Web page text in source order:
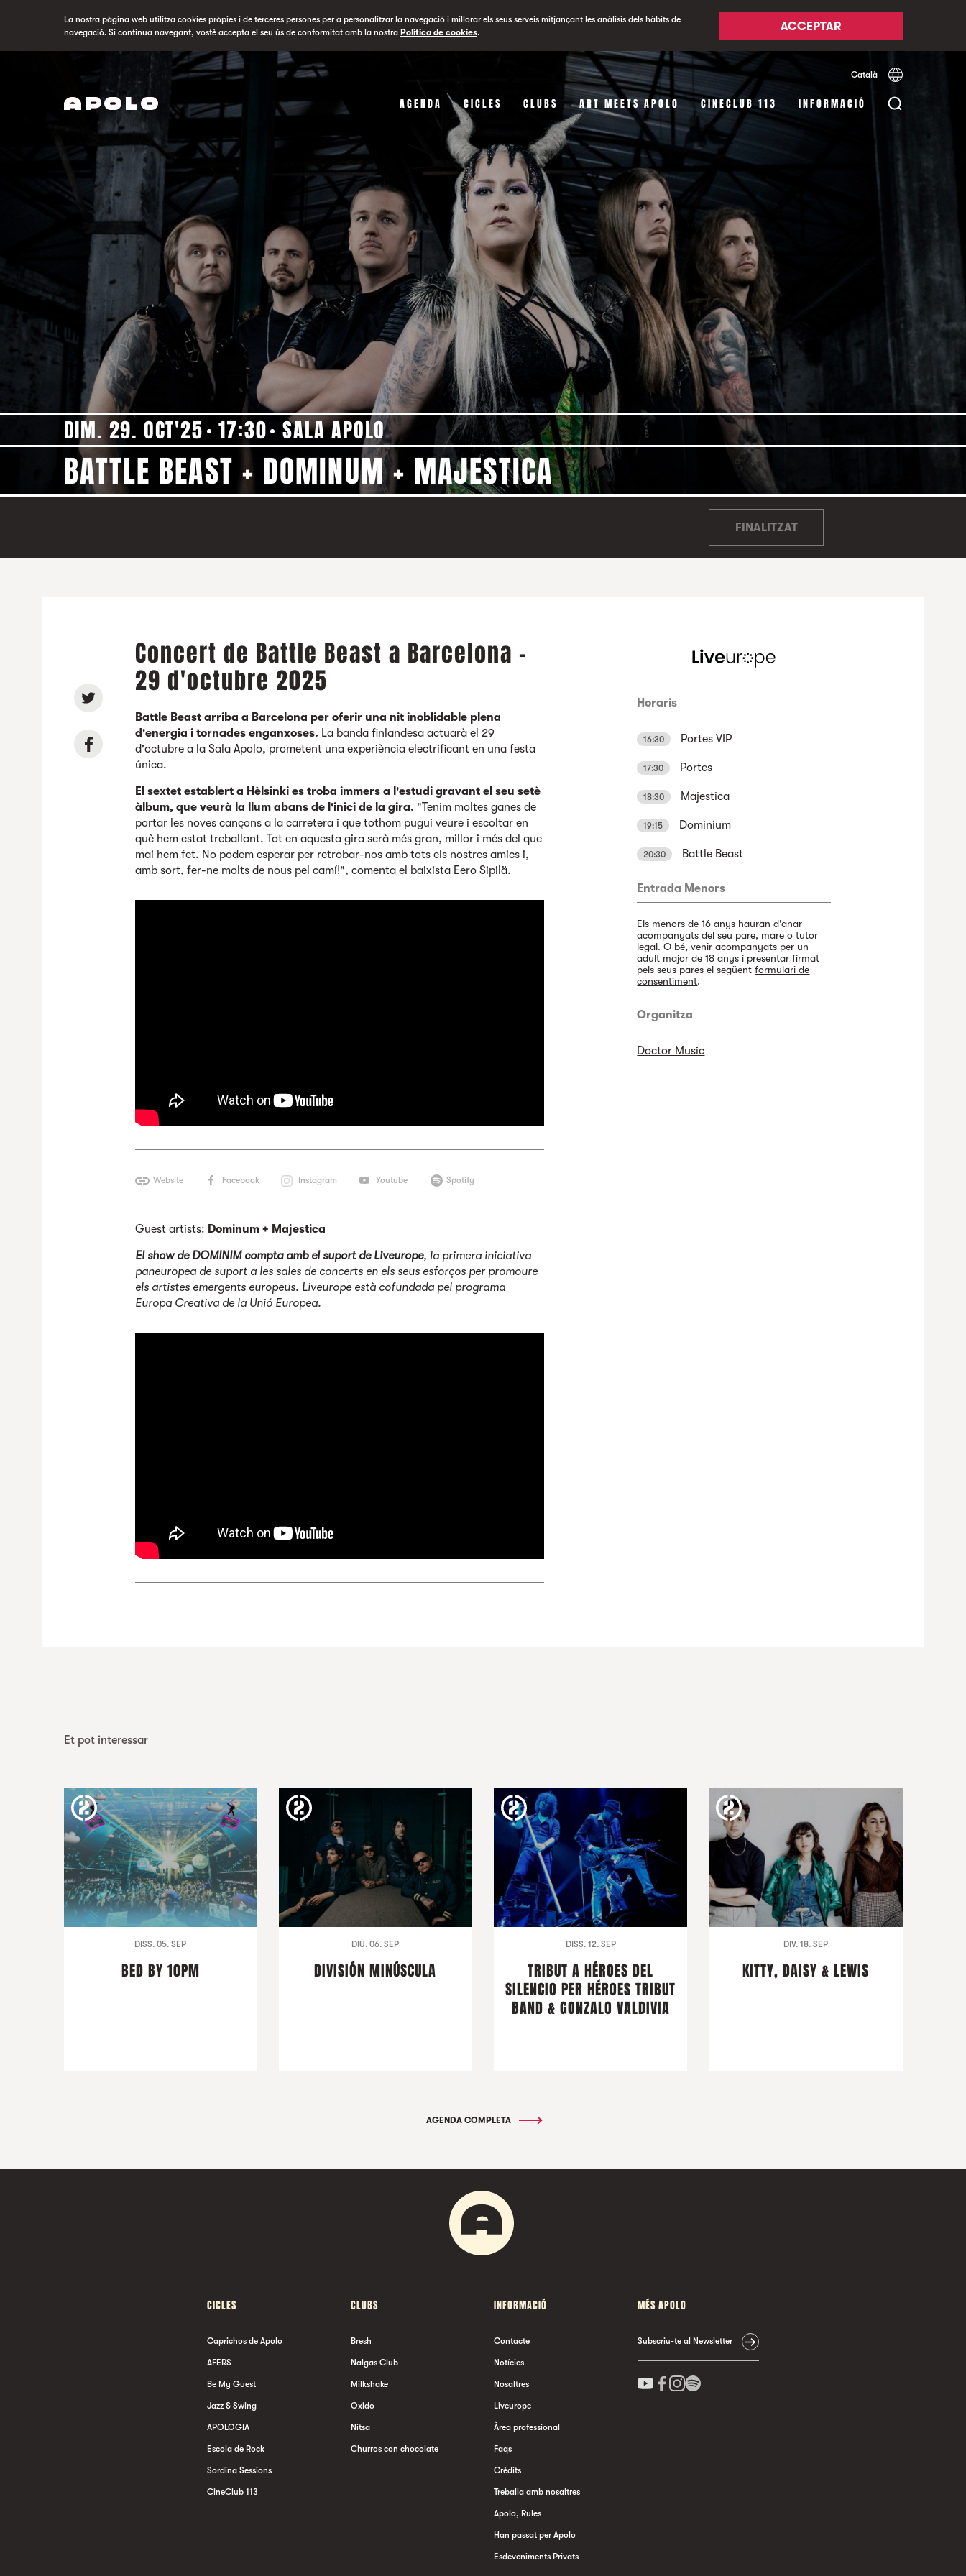
La nostra pàgina web utilitza cookies pròpies i de terceres persones per a personalitzar la navegació i millorar els seus serveis mitjançant les anàlisis dels hàbits de
navegació. Si continua navegant, vostè accepta el seu ús de conformitat amb la nostra Política de cookies. ACCEPTAR
Català Español
AGENDA CICLES CLUBS ART MEETS APOLO CINECLUB 113 INFORMACIÓ
DIM. 29. OCT'25 17:30 SALA APOLO
BATTLE BEAST + DOMINUM + MAJESTICA
FINALITZAT
Concert de Battle Beast a Barcelona -
29 d'octubre 2025
Battle Beast arriba a Barcelona per oferir una nit inoblidable plena
d'energia i tornades enganxoses. La banda finlandesa actuarà el 29
d'octubre a la Sala Apolo, prometent una experiència electrificant en una festa
única.
El sextet establert a Hèlsinki es troba immers a l'estudi gravant el seu setè
àlbum, que veurà la llum abans de l'inici de la gira. "Tenim moltes ganes de
portar les noves cançons a la carretera i que tothom pugui veure i escoltar en
què hem estat treballant. Tot en aquesta gira serà més gran, millor i més del que
mai hem fet. No podem esperar per retrobar-nos amb tots els nostres amics i,
amb sort, fer-ne molts de nous pel camí!", comenta el baixista Eero Sipilä.
Website Facebook Instagram Youtube Spotify
Guest artists: Dominum + Majestica
El show de DOMINIM compta amb el suport de Liveurope, la primera iniciativa
paneuropea de suport a les sales de concerts en els seus esforços per promoure
els artistes emergents europeus. Liveurope està cofundada pel programa
Europa Creativa de la Unió Europea.
Horaris
16:30 Portes VIP
17:30 Portes
18:30 Majestica
19:15 Dominium
20:30 Battle Beast
Entrada Menors
Els menors de 16 anys hauran d'anar
acompanyats del seu pare, mare o tutor
legal. O bé, venir acompanyats per un
adult major de 18 anys i presentar firmat
pels seus pares el següentformulari de
consentiment.
Organitza
Doctor Music
Et pot interessar
DISS. 05. SEP
BED BY 10PM
DIU. 06. SEP
DIVISIÓN MINÚSCULA
DISS. 12. SEP
TRIBUT A HÉROES DEL
SILENCIO PER HÉROES TRIBUT
BAND & GONZALO VALDIVIA
DIV. 18. SEP
KITTY, DAISY & LEWIS
AGENDA COMPLETA
CICLES
Caprichos de Apolo
AFERS
Be My Guest
Jazz & Swing
APOLOGIA
Escola de Rock
Sordina Sessions
CineClub 113
CLUBS
Bresh
Nalgas Club
Milkshake
Oxido
Nitsa
Churros con chocolate
INFORMACIÓ
Contacte
Notícies
Nosaltres
Liveurope
Àrea professional
Faqs
Crèdits
Treballa amb nosaltres
Apolo, Rules
Han passat per Apolo
Esdeveniments Privats
MÉS APOLO
Subscriu-te al Newsletter